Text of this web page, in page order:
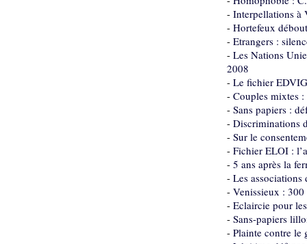
- Interpellations à
- Hortefeux
- Etrangers :
- Les Nations
2008
- Le fichier
- Couples mixtes
- Sans papiers :
- Discriminations
- Sur le
- Fichier ELOI :
- 5 ans après la
- Les associations
- Venissieux :
- Eclaircie pour
- Sans-papiers
- Plainte contre le